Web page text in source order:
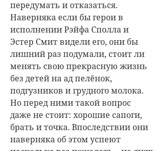
передумать и отказаться.
Наверняка если бы герои в
исполнении Рэйфа Сполла и
Эстер Смит видели его, они бы
лишний раз подумали, стоит ли
менять свою прекрасную жизнь
без детей на ад пелёнок,
подгузников и грудного молока.
Но перед ними такой вопрос
даже не стоит: хорошие сапоги,
брать и точка. Впоследствии они
наверняка об этом успеют